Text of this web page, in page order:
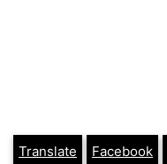
Translate Facebook